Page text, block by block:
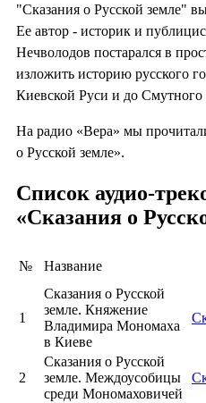
"Сказания о Русской земле"
Ее автор - историк и
Нечволодов постарался в
изложить историю русского
Киевской Руси и до Смутного
На радио «Вера» мы
о Русской земле».
Список аудио-
«Сказания о
№ Название
1
Сказания о Русской
земле. Княжение
Владимира Мономаха
в Киеве
2
Сказания о Русской
земле. Междоусобицы
среди Мономаховичей